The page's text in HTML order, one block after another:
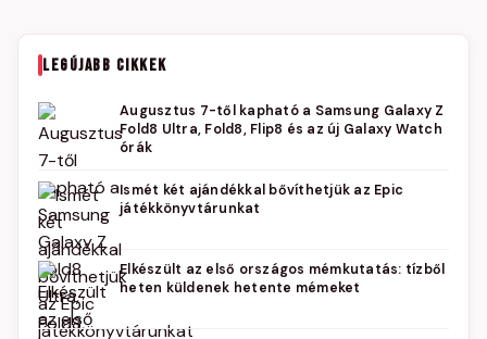
LEGÚJABB CIKKEK
Augusztus 7-től kapható a Samsung Galaxy Z
Fold8 Ultra, Fold8, Flip8 és az új Galaxy Watch
órák
Ismét két ajándékkal bővíthetjük az Epic
játékkönyvtárunkat
Elkészült az első országos mémkutatás: tízből
heten küldenek hetente mémeket